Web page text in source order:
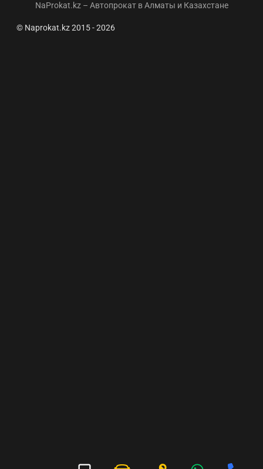
NaProkat.kz – Автопрокат в Алматы и Казахстане
© Naprokat.kz 2015 - 2026